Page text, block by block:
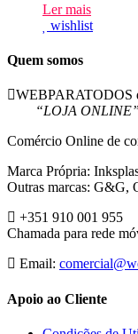
Ler mais
wishlist
Quem somos
WEBPARATODOS
“LOJA ONLINE”
Comércio Online de
Marca Própria:
Outras marcas: G&G,
+351 910 001 955
Chamada para rede
Email:
Apoio ao Cliente